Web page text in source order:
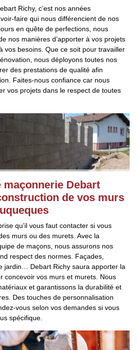
Richy, c’est nos années
faire qui nous différencient de nos
en quête de perfections, nous
nos manières d’apporter à vos projets
vos besoins. Que ce soit pour travailler
nous déployons toutes nos
des prestations de qualité afin
Faites-nous confiance car nous
vos projets dans le respect de toutes
maçonnerie Debart
de vos murs
qu’il vous faut contacter si vous
murs ou des murets. Avec la
de maçons, nous assurons nos
respect des normes. Façades,
jardin… Debart Richy saura apporter la
concevoir vos murs et murets. Nous
et garantissons la durabilité et
Des touches de personnalisation
vous selon vos demandes si vous
spécifique.